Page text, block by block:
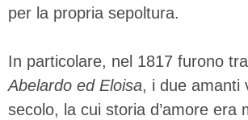
per la propria sepoltura.
In particolare, nel 1817 furono
Abelardo ed Eloisa, i due amanti
secolo, la cui storia d’amore era